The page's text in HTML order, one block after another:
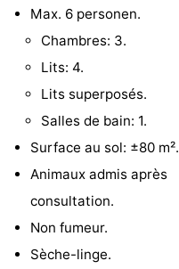
Zeeland
Schouwen-
Duiveland
Renesse
Brouwershaven
-
Bruinisse
Zierikzee
-
Max. 6 personen.
Chambres: 3.
Lits: 4.
Lits superposés.
Salles de bain: 1.
Surface au sol: ±80 m².
Animaux admis après
consultation.
Non fumeur.
Sèche-linge.